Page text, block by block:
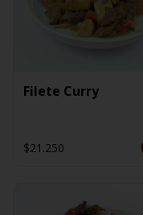
Filete Curry
$21.250